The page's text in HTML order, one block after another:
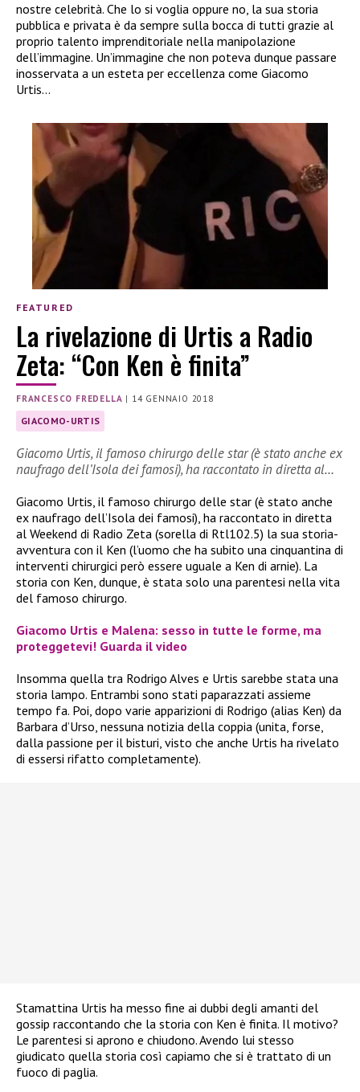
nostre celebrità. Che lo si voglia oppure no, la sua storia
pubblica e privata è da sempre sulla bocca di tutti grazie al
proprio talento imprenditoriale nella manipolazione
dell’immagine. Un’immagine che non poteva dunque passare
inosservata a un esteta per eccellenza come Giacomo
Urtis…
FEATURED
La rivelazione di Urtis a Radio
Zeta: “Con Ken è finita”
FRANCESCO FREDELLA | 14 GENNAIO 2018
GIACOMO-URTIS
Giacomo Urtis, il famoso chirurgo delle star (è stato anche ex
naufrago dell’Isola dei famosi), ha raccontato in diretta al…
Giacomo Urtis, il famoso chirurgo delle star (è stato anche
ex naufrago dell’Isola dei famosi), ha raccontato in diretta
al Weekend di Radio Zeta (sorella di Rtl102.5) la sua storia-
avventura con il Ken (l’uomo che ha subito una cinquantina di
interventi chirurgici però essere uguale a Ken di arnie). La
storia con Ken, dunque, è stata solo una parentesi nella vita
del famoso chirurgo.
Giacomo Urtis e Malena: sesso in tutte le forme, ma
proteggetevi! Guarda il video
Insomma quella tra Rodrigo Alves e Urtis sarebbe stata una
storia lampo. Entrambi sono stati paparazzati assieme
tempo fa. Poi, dopo varie apparizioni di Rodrigo (alias Ken) da
Barbara d’Urso, nessuna notizia della coppia (unita, forse,
dalla passione per il bisturi, visto che anche Urtis ha rivelato
di essersi rifatto completamente).
Stamattina Urtis ha messo fine ai dubbi degli amanti del
gossip raccontando che la storia con Ken è finita. Il motivo?
Le parentesi si aprono e chiudono. Avendo lui stesso
giudicato quella storia così capiamo che si è trattato di un
fuoco di paglia.